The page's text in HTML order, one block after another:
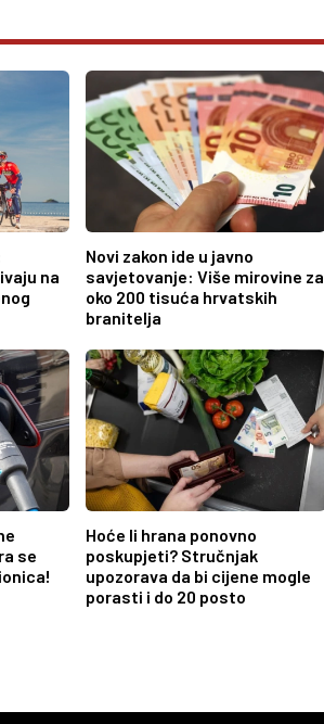
na
Novi zakon ide u javno
savjetovanje: Više mirovine za
oko 200 tisuća hrvatskih
branitelja
se
Hoće li hrana ponovno
poskupjeti? Stručnjak
upozorava da bi cijene mogle
porasti i do 20 posto